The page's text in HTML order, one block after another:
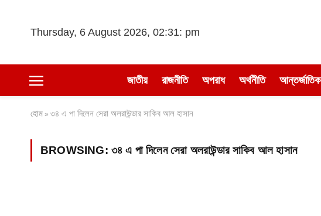
Thursday, 6 August 2026, 02:31: pm
জাতীয় রাজনীতি অপরাধ অর্থনীতি আন্তর্জাতিক
হোম » ৩৪ এ পা দিলেন সেরা অলরাউন্ডার সাকিব আল হাসান
BROWSING: ৩৪ এ পা দিলেন সেরা অলরাউন্ডার সাকিব আল হাসান